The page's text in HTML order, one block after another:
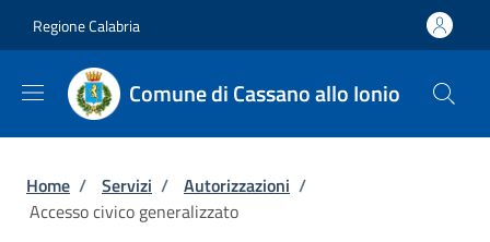
Regione Calabria
Comune di Cassano allo Ionio
Briciole di pane
Home / Servizi / Autorizzazioni /
Accesso civico generalizzato